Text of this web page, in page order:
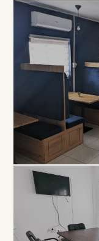
EXCLUSIVITÉ
Bureau
Privé
À PARTIR DE
COLLABORATIF
Open
Space